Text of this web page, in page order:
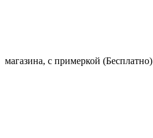
магазина, с примеркой (Бесплатно)